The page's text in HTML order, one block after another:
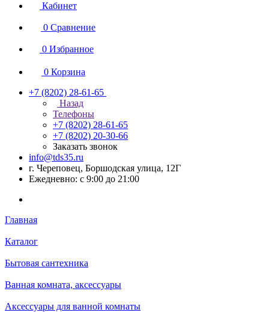
Кабинет
0 Сравнение
0 Избранное
0 Корзина
+7 (8202) 28‑61-65
Назад
Телефоны
+7 (8202) 28‑61-65
+7 (8202) 20‑30-66
Заказать звонок
info@tds35.ru
г. Череповец, Боршодская улица, 12Г
Ежедневно: с 9:00 до 21:00
Главная
Каталог
Бытовая сантехника
Ванная комната, аксессуары
Аксессуары для ванной комнаты